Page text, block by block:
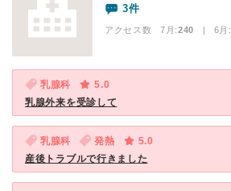
3件
アクセス数 7月:240 | 6月:
乳腺科
5.0
乳腺外来を受診して
乳腺科 発熱
5.0
産後トラブルで行きました